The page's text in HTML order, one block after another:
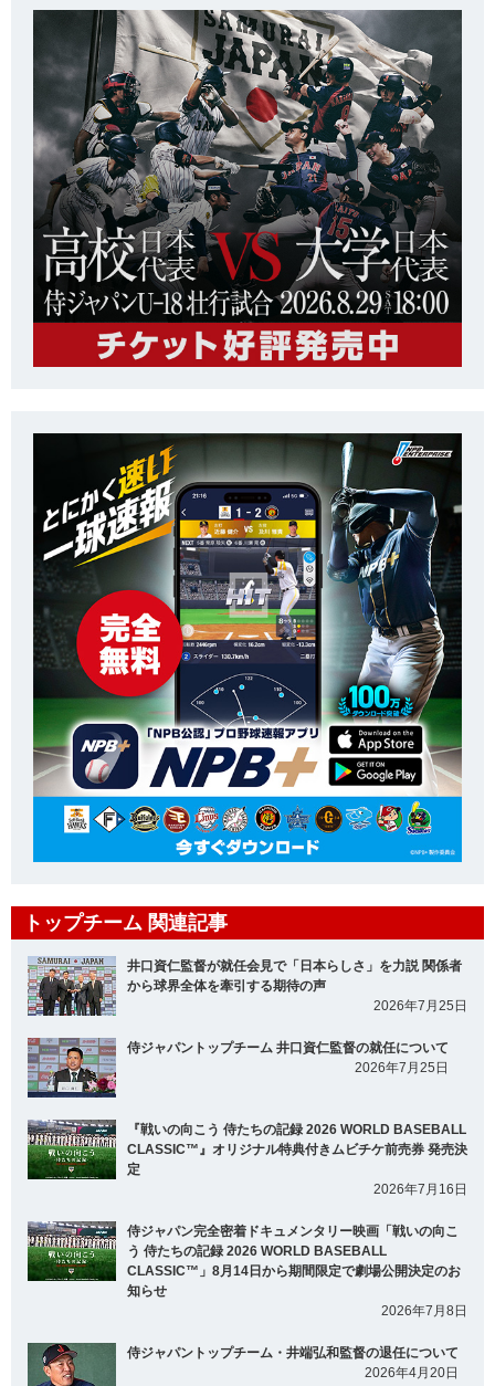
トップチーム 関連記事
井口資仁監督が就任会見で「日本らしさ」を力説 関係者
から球界全体を牽引する期待の声
2026年7月25日
侍ジャパントップチーム 井口資仁監督の就任について
2026年7月25日
『戦いの向こう 侍たちの記録 2026 WORLD BASEBALL
CLASSIC™』オリジナル特典付きムビチケ前売券 発売決
定
2026年7月16日
侍ジャパン完全密着ドキュメンタリー映画「戦いの向こ
う 侍たちの記録 2026 WORLD BASEBALL
CLASSIC™」8月14日から期間限定で劇場公開決定のお
知らせ
2026年7月8日
侍ジャパントップチーム・井端弘和監督の退任について
2026年4月20日